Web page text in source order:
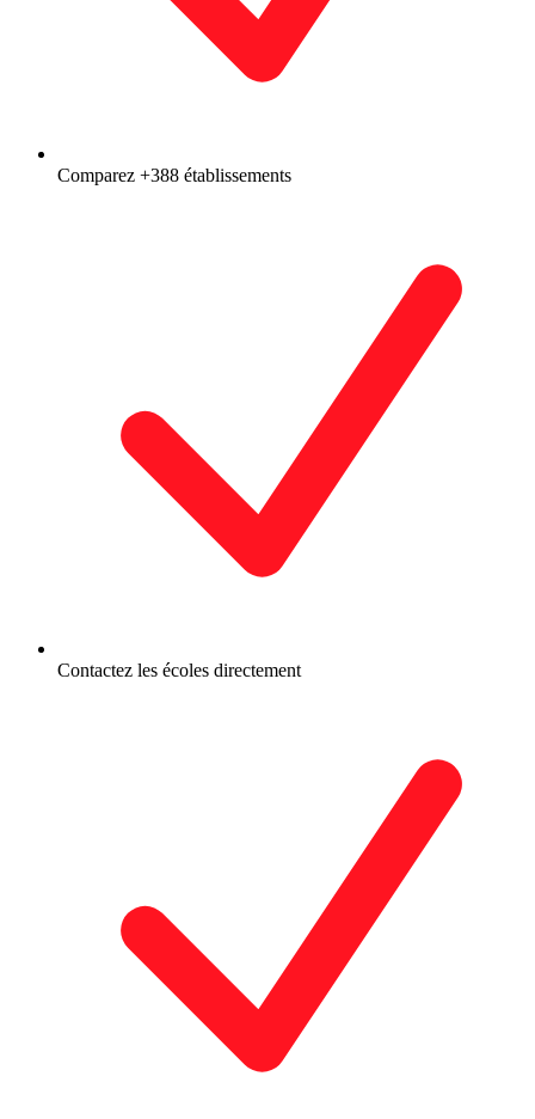
Comparez +388 établissements
Contactez les écoles directement